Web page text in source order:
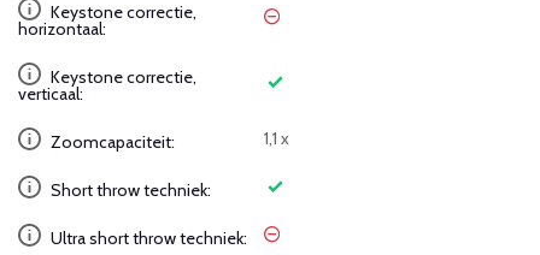
Keystone correctie,
horizontaal:
Keystone correctie,
verticaal:
Zoomcapaciteit: 1,1 x
Short throw techniek:
Ultra short throw techniek: